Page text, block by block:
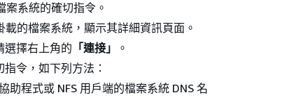
系統的確切指令。
的檔案系統，顯示其詳細資訊頁面。
選擇右上角的 「連接」
。
令，如下列方法：
助程式或 NFS 用戶端的檔案系統 DNS 名